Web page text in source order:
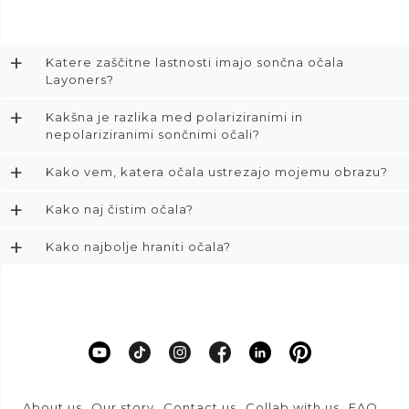
+
Katere zaščitne lastnosti imajo sončna očala
Layoners?
+
Kakšna je razlika med polariziranimi in
nepolariziranimi sončnimi očali?
+ Kako vem, katera očala ustrezajo mojemu obrazu?
+ Kako naj čistim očala?
+ Kako najbolje hraniti očala?